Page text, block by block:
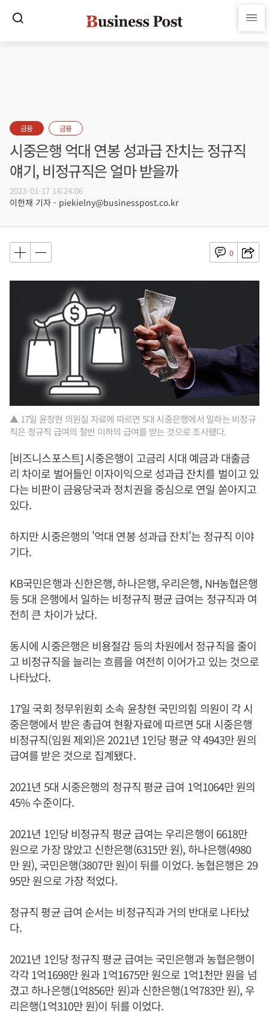
금융 금융
시중은행 억대 연봉 성과급 잔치는 정규직
얘기, 비정규직은 얼마 받을까
2023-01-17 16:24:06
이한재 기자 - piekielny@businesspost.co.kr
0
▲ 17일 윤창현 의원실 자료에 따르면 5대 시중은행에서 일하는 비정규
직은 정규직 급여의 절반 이하의 급여를 받는 것으로 조사됐다.
[비즈니스포스트] 시중은행이 고금리 시대 예금과 대출금
리 차이로 벌어들인 이자이익으로 성과급 잔치를 벌이고 있
다는 비판이 금융당국과 정치권을 중심으로 연일 쏟아지고
있다.
하지만 시중은행의 '억대 연봉 성과급 잔치'는 정규직 이야
기다.
KB국민은행과 신한은행, 하나은행, 우리은행, NH농협은행
등 5대 은행에서 일하는 비정규직 평균 급여는 정규직과 여
전히 큰 차이가 났다.
동시에 시중은행은 비용절감 등의 차원에서 정규직을 줄이
고 비정규직을 늘리는 흐름을 여전히 이어가고 있는 것으로
나타났다.
17일 국회 정무위원회 소속 윤창현 국민의힘 의원이 각 시
중은행에서 받은 총급여 현황자료에 따르면 5대 시중은행
비정규직(임원 제외)은 2021년 1인당 평균 약 4943만 원의
급여를 받은 것으로 집계됐다.
2021년 5대 시중은행의 정규직 평균 급여 1억1064만 원의
45% 수준이다.
2021년 1인당 비정규직 평균 급여는 우리은행이 6618만
원으로 가장 많았고 신한은행(6315만 원), 하나은행(4980
만 원), 국민은행(3807만 원)이 뒤를 이었다. 농협은행은 29
95만 원으로 가장 적었다.
정규직 평균 급여 순서는 비정규직과 거의 반대로 나타났
다.
2021년 1인당 정규직 평균 급여는 국민은행과 농협은행이
각각 1억1698만 원과 1억1675만 원으로 1억1천만 원을 넘
겼고 하나은행(1억856만 원)과 신한은행(1억783만 원), 우
리은행(1억310만 원)이 뒤를 이었다.